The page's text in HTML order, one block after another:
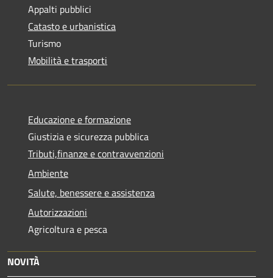
Appalti pubblici
Catasto e urbanistica
Turismo
Mobilità e trasporti
Educazione e formazione
Giustizia e sicurezza pubblica
Tributi,finanze e contravvenzioni
Ambiente
Salute, benessere e assistenza
Autorizzazioni
Agricoltura e pesca
NOVITÀ